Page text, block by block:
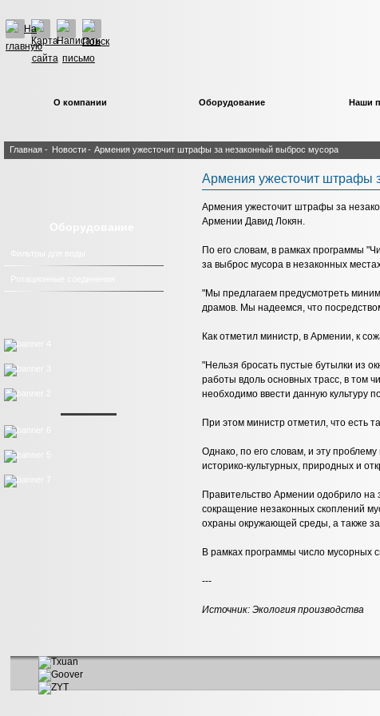
О компании Оборудование Наши
Главная - Новости-Армения ужесточит штрафы за незаконный выброс мусора
Ротационные соединения
Армения ужесточит штрафы
Армения ужесточит штрафы за
Армении Давид Локян.
По его словам, в рамках программы
за выброс мусора в незаконных
"Мы предлагаем предусмотреть
драмов. Мы надеемся, что
Как отметил министр, в Армении, к
"Нельзя бросать пустые бутылки из
работы вдоль основных трасс, в том
необходимо ввести данную культуру
При этом министр отметил, что есть
Однако, по его словам, и эту
историко-культурных, природных и
Правительство Армении одобрило на
сокращение незаконных скоплений
охраны окружающей среды, а также
В рамках программы число мусорных
---
Источник:Экология производства